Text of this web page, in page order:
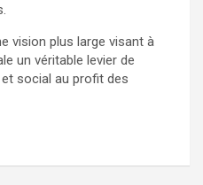
vision plus large visant à
un véritable levier de
social au profit des